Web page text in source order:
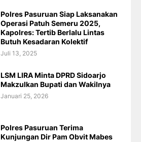
Polres Pasuruan Siap Laksanakan
Operasi Patuh Semeru 2025,
Kapolres: Tertib Berlalu Lintas
Butuh Kesadaran Kolektif
Juli 13, 2025
LSM LIRA Minta DPRD Sidoarjo
Makzulkan Bupati dan Wakilnya
Januari 25, 2026
Polres Pasuruan Terima
Kunjungan Dir Pam Obvit Mabes